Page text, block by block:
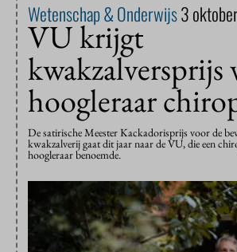
Wetenschap & Onderwijs3
VU krijgt
kwakzalversprijs
hoogleraar
De satirische Meester Kackadorisprijs voor de
kwakzalverij gaat dit jaar naar de VU, die een
hoogleraar benoemde.